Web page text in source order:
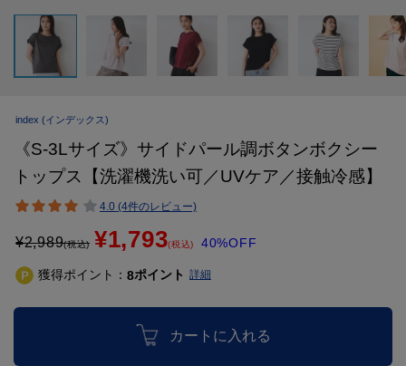
index (インデックス)
《S-3Lサイズ》サイドパール調ボタンボクシー
トップス【洗濯機洗い可／UVケア／接触冷感】
4.0 (4件のレビュー)
¥2,989(税込) ¥1,793(税込) 40%OFF
獲得ポイント： 8ポイント 詳細
カートに入れる